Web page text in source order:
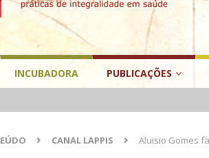
INCUBADORA PUBLICAÇÕES
CANAL LAPPIS Aluisio Gomes